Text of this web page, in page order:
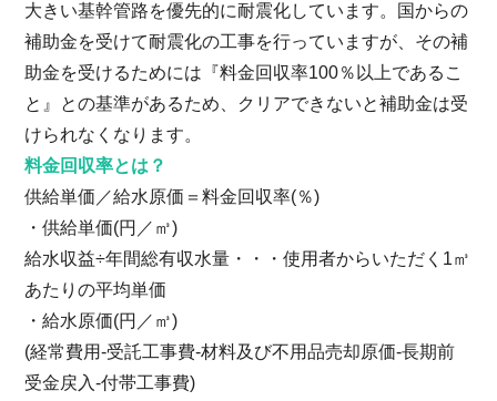
大きい基幹管路を優先的に耐震化しています。国からの
補助金を受けて耐震化の工事を行っていますが、その補
助金を受けるためには『料金回収率100％以上であるこ
と』との基準があるため、クリアできないと補助金は受
けられなくなります。
料金回収率とは？
供給単価／給水原価＝料金回収率(％)
・供給単価(円／㎥)
給水収益÷年間総有収水量・・・使用者からいただく1㎥
あたりの平均単価
・給水原価(円／㎥)
(経常費用-受託工事費-材料及び不用品売却原価-長期前
受金戻入-付帯工事費)